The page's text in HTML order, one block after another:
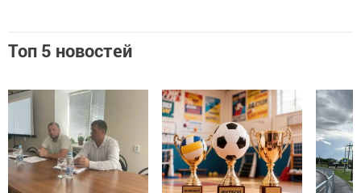
Топ 5 новостей